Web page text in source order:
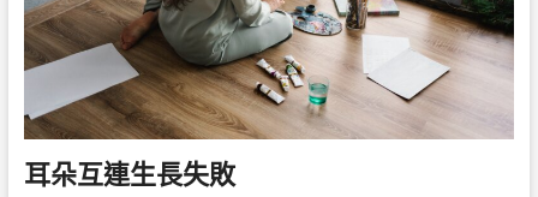
耳朵互連生長失敗